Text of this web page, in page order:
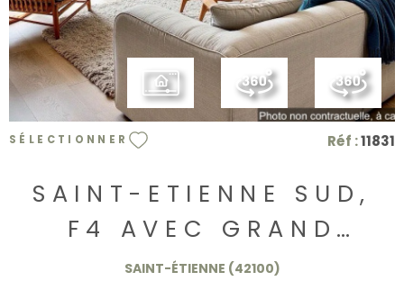
SÉLECTIONNER Réf :11831
SAINT-ETIENNE SUD,
F4 AVEC GRAND
BALCON ET GARAGE
SAINT-ÉTIENNE (42100)